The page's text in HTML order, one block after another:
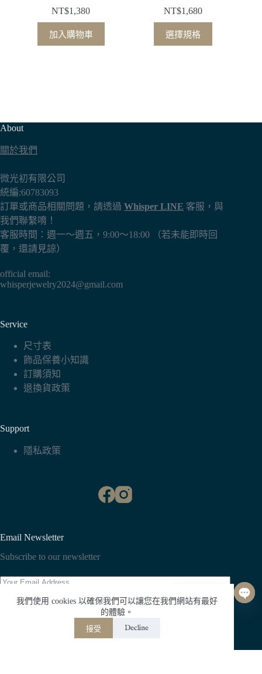
我們使用 cookies 以確保我們可以讓您在我們網站有最好
的體驗。
接受 Decline
面
擇
選
NT$1,380
加入購物車
NT$1,680
選擇規格
此
產
面
擇
About
關於我們
微光初有限公司
統編:60783093
訂單或商品相關問題，請透過 Whisper LINE 客服，與
我們聯繫唷！
客服時間：週一～週五，9:00～18:00 （若未能即時回
覆，還請見諒）
official email:
whisperjewelry2024@gmail.com
Service
尺寸表
飾品保養小知識
訂購須知
退換貨政策
Support
隱私政策
Email Newsletter
Subscribe to our newsletter